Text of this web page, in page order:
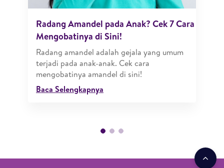
Radang Amandel pada Anak? Cek 7 Cara
Mengobatinya di Sini!
Radang amandel adalah gejala yang umum
terjadi pada anak-anak. Cek cara
mengobatinya amandel di sini!
Baca Selengkapnya